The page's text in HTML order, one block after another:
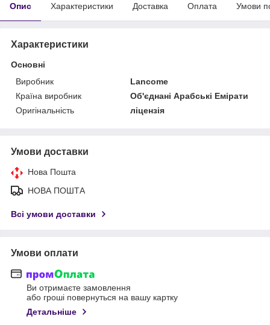
Опис Характеристики Доставка Оплата Умови
Характеристики
Основні
Виробник
Lancome
Країна виробник
Об'єднані Арабські Емірати
Оригінальність
ліцензія
Умови доставки
Нова Пошта
НОВА ПОШТА
Всі умови доставки
Умови оплати
Ви отримаєте замовлення
або гроші повернуться на вашу картку
Детальніше